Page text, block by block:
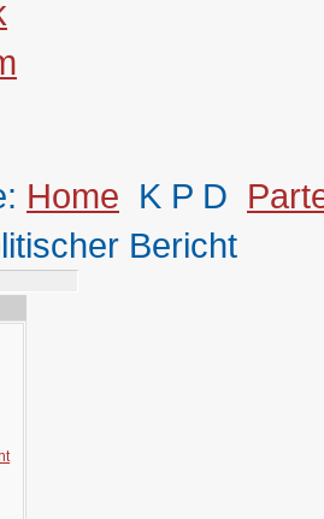
Home K P D
Bericht